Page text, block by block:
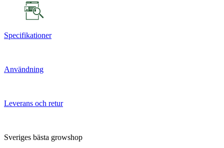
Specifikationer
Användning
Leverans och retur
Sveriges bästa growshop